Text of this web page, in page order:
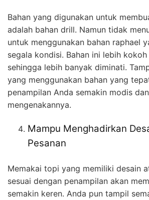
Bahan yang digunakan untuk
adalah bahan drill. Namun tidak
untuk menggunakan bahan raphael
segala kondisi. Bahan ini lebih
sehingga lebih banyak diminati.
yang menggunakan bahan yang
penampilan Anda semakin modis
mengenakannya.
Mampu Menghadirkan
Pesanan
Memakai topi yang memiliki desain
sesuai dengan penampilan akan
semakin keren. Anda pun tampil